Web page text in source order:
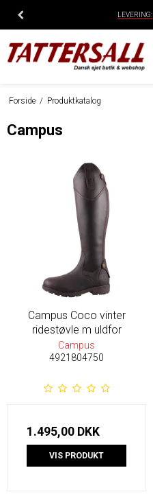
LEVERING:
Forside / Produktkatalog
Campus
Campus Coco vinter
ridestøvle m uldfor
Campus
4921804750
1.495,00 DKK
VIS PRODUKT